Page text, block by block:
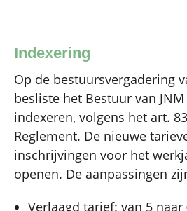
Indexering
Op de bestuursvergadering
besliste het Bestuur van
indexeren, volgens het art.
Reglement. De nieuwe
inschrijvingen voor het
openen. De aanpassingen
Verlaagd tarief: van 5 naar